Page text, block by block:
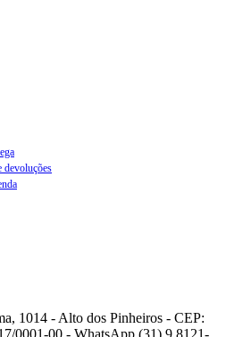
devoluções
1014 - Alto dos Pinheiros - CEP:
0001-00 - WhatsApp (31) 9 8121-